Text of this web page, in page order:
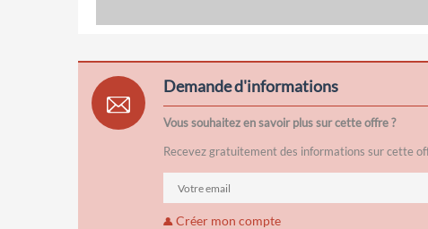
Demande d'informations
Vous souhaitez en savoir plus sur cette offre ?
Recevez gratuitement des informations sur cette
Créer mon compte